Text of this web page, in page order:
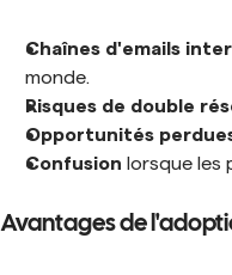
Chaînes d'emails
monde.
Risques de double
Opportunités
Confusion lorsque les
Avantages de